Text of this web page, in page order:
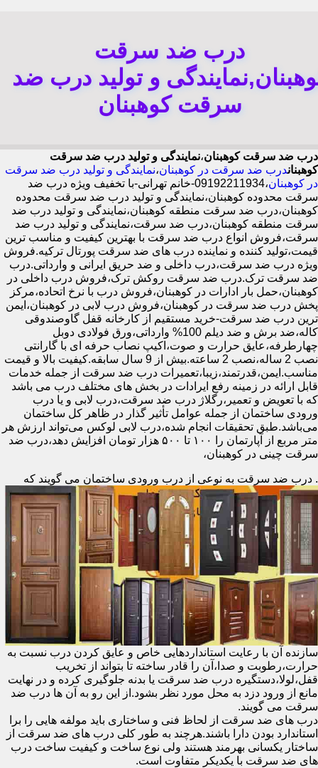
درب ضد سرقت
و تولید درب ضد
سرقت کوهبنان
درب ضد سرقت کوهبنان،نمایندگی و تولید درب ضد سرقت
کوهبناندرب ضد سرقت در کوهبنان،نمایندگی و تولید درب ضد سرقت
در کوهبنان
،09192211934-خانم تهرانی-با تخفیف ویژه درب ضد
سرقت محدوده کوهبنان،نمایندگی و تولید درب ضد سرقت محدوده
کوهبنان،درب ضد سرقت منطقه کوهبنان،نمایندگی و تولید درب ضد
سرقت منطقه کوهبنان،درب ضد سرقت،نمایندگی و تولید درب ضد
سرقت،فروش انواع درب ضد سرقت با بهترین کیفیت و مناسب ترین
قیمت،تولید کننده و نماینده درب های ضد سرقت پورتال ترکیه.فروش
ویژه درب ضد سرقت،درب داخلی و ضد حریق ایرانی و وارداتی.درب
ضد سرقت ترک.درب ضد سرقت روکش ترک،فروش درب داخلی در
کوهبنان،حمل بار ادارات در کوهبنان،فروش درب با نرخ اتحاده،مرکز
پخش درب ضد سرقت در کوهبنان،فروش درب لابی در کوهبنان،ایمن
ترین درب ضد سرقت-خرید مستقیم از کارخانه قفل گاوصندوقی
کاله،ضد برش و ضد دیلم 100% وارداتی،ورق فولادی دوبل
چهارطرفه،عایق حرارت و صوت،اکیپ نصاب حرفه ای با گارانتی
نصب 2 ساله،نصب 2 ساعته.بیش از 9 سال سابقه.کیفیت بالا و قیمت
مناسب.ایمن،قدرتمند،زیبا،تعمیرات درب ضد سرقت از جمله خدمات
قابل ارائه در زمینه رفع ایرادات در بخش های مختلف درب می باشد
که با تعویض و تعمیر،رگلاژ درب ضد سرقت،درب لابی و یا درب
ورودی ساختمان از جمله عوامل تأثیر گذار در ظاهر کل ساختمان
می‌باشد.طبق تحقیقات انجام شده،درب لابی لوکس می‌تواند ارزش هر
متر مربع از آپارتمان را ۱۰۰ تا ۵۰۰ هزار تومان افزایش دهد،درب ضد
سرقت چینی در کوهبنان،
. درب ضد سرقت به نوعی از درب ورودی ساختمان می گویند که
سازنده آن با رعایت استانداردهایی خاص و عایق کردن درب نسبت به
حرارت،رطوبت و صدا،آن را قادر ساخته تا بتواند از تخریب
قفل،لولا،دستگیره درب ضد سرقت یا بدنه جلوگیری کرده و در نهایت
مانع از ورود دزد به محل مورد نظر بشود.از این رو به آن ها درب ضد
سرقت می گویند.
درب های ضد سرقت از لحاظ فنی و ساختاری باید مولفه هایی را برا
استاندارد بودن دارا باشند.هرچند به طور کلی درب های ضد سرقت از
ساختار یکسانی بهرمند هستند ولی نوع ساخت و کیفیت ساخت درب
های ضد سرقت با یکدیکر متفاوت است.